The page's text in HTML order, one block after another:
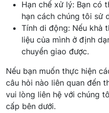
Hạn chế xử lý: Bạn có
hạn cách chúng tôi sử
Tính di động: Nếu khả
liệu của mình ở định
chuyển giao được.
Nếu bạn muốn thực hiện
câu hỏi nào liên quan đến
vui lòng liên hệ với chúng
cấp bên dưới.